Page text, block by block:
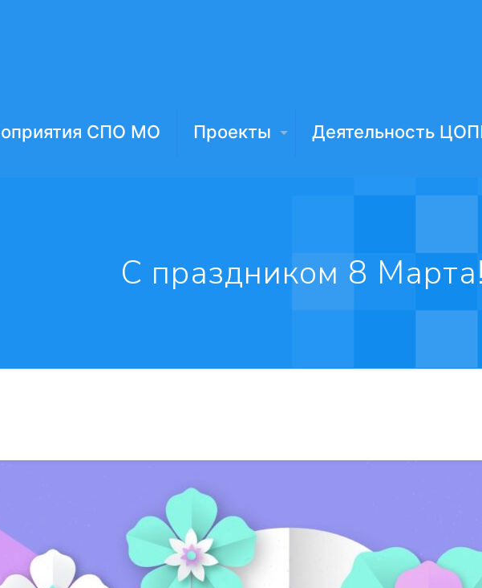
СПО МО Проекты Деятельность
С праздником 8